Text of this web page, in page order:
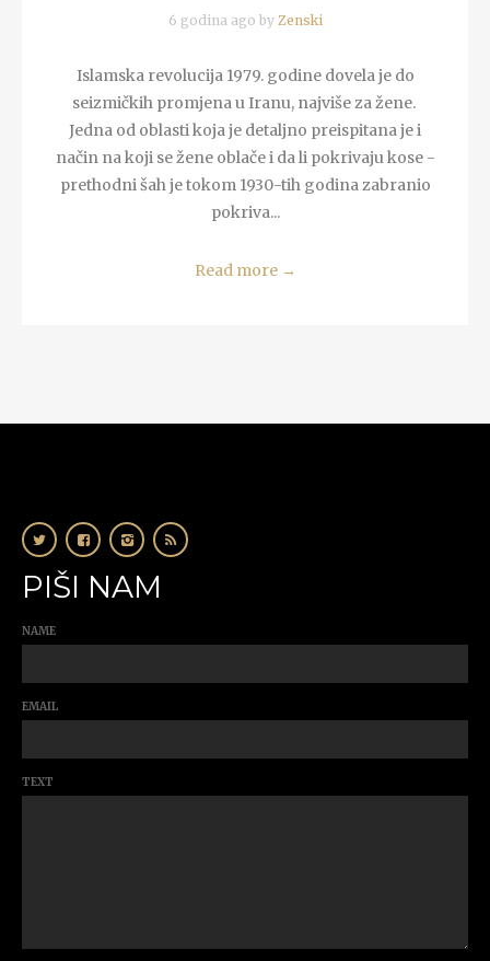
6 godina ago by Zenski
Islamska revolucija 1979. godine dovela je do
seizmičkih promjena u Iranu, najviše za žene.
Jedna od oblasti koja je detaljno preispitana je i
način na koji se žene oblače i da li pokrivaju kose -
prethodni šah je tokom 1930-tih godina zabranio
pokriva...
Read more →
PIŠI NAM
NAME
EMAIL
TEXT